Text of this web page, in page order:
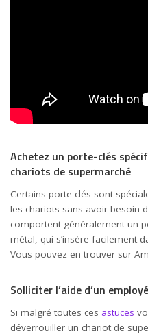
Achetez un porte-clés
chariots de supermarché
Certains porte-clés sont
les chariots sans avoir besoin
comportent généralement un
métal, qui s’insère facilement
Vous pouvez en trouver sur
Solliciter l’aide d’un
Si malgré toutes ces astuces
déverrouiller un chariot de